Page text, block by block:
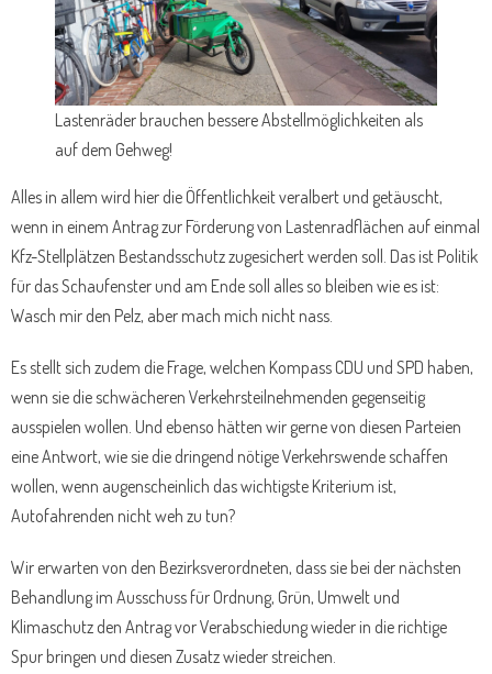
Lastenräder brauchen bessere Abstellmöglichkeiten als
auf dem Gehweg!
Alles in allem wird hier die Öffentlichkeit veralbert und getäuscht,
wenn in einem Antrag zur Förderung von Lastenradflächen auf einmal
Kfz-Stellplätzen Bestandsschutz zugesichert werden soll. Das ist Politik
für das Schaufenster und am Ende soll alles so bleiben wie es ist:
Wasch mir den Pelz, aber mach mich nicht nass.
Es stellt sich zudem die Frage, welchen Kompass CDU und SPD haben,
wenn sie die schwächeren Verkehrsteilnehmenden gegenseitig
ausspielen wollen. Und ebenso hätten wir gerne von diesen Parteien
eine Antwort, wie sie die dringend nötige Verkehrswende schaffen
wollen, wenn augenscheinlich das wichtigste Kriterium ist,
Autofahrenden nicht weh zu tun?
Wir erwarten von den Bezirksverordneten, dass sie bei der nächsten
Behandlung im Ausschuss für Ordnung, Grün, Umwelt und
Klimaschutz den Antrag vor Verabschiedung wieder in die richtige
Spur bringen und diesen Zusatz wieder streichen.